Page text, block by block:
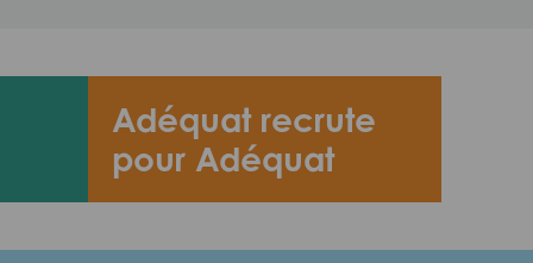
Adéquat recrute
pour Adéquat